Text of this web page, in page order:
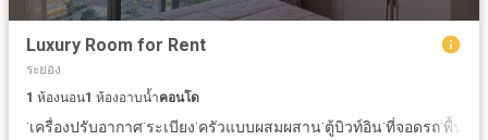
Luxury Room for Rent
ระยอง
1 ห้องนอน1 ห้องอาบน้ำคอนโด
·เครื่องปรับอากาศ·ระเบียง·ครัวแบบผสมผสาน·ตู้บิวท์อิน·ที่จอดรถ·พื้นที่ส